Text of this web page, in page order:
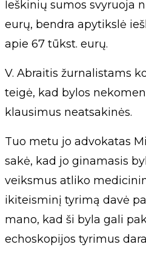
Ieškinių sumos svyruoja
eurų, bendra apytikslė
apie 67 tūkst. eurų.
V. Abraitis žurnalistams
teigė, kad bylos
klausimus neatsakinės.
Tuo metu jo advokatas
sakė, kad jo ginamasis
veiksmus atliko
ikiteisminį tyrimą davė
mano, kad ši byla gali
echoskopijos tyrimus